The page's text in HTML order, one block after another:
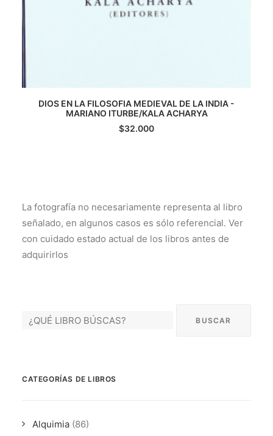
AGREGAR AL CARRITO
DIOS EN LA FILOSOFIA MEDIEVAL DE LA INDIA -
MARIANO ITURBE/KALA ACHARYA
$32.000
La fotografía no necesariamente representa al libro
señalado, en algunos casos es sólo referencial. Ver
con cuidado estado actual de los libros antes de
adquirirlos
CATEGORÍAS DE LIBROS
Alquimia (86)